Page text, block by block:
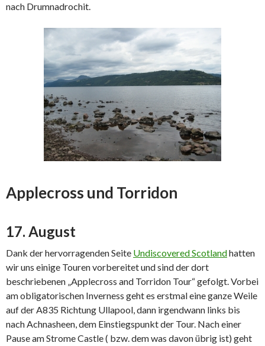
nach Drumnadrochit.
Applecross und Torridon
17. August
Dank der hervorragenden Seite Undiscovered Scotlandhatten
wir uns einige Touren vorbereitet und sind der dort
beschriebenen „Applecross and Torridon Tour“ gefolgt. Vorbei
am obligatorischen Inverness geht es erstmal eine ganze Weile
auf der A835 Richtung Ullapool, dann irgendwann links bis
nach Achnasheen, dem Einstiegspunkt der Tour. Nach einer
Pause am Strome Castle ( bzw. dem was davon übrig ist) geht